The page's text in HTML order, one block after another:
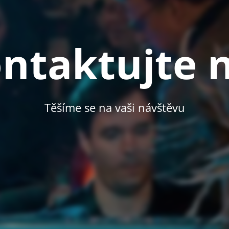
Těšíme se na vaši návštěvu